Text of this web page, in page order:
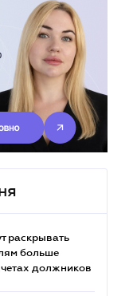
раскрывать
больше
должников